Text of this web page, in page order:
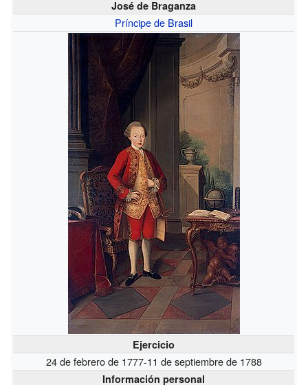
José de Braganza
Príncipe de Brasil
Ejercicio
24 de febrero de 1777-11 de septiembre de 1788
Información personal